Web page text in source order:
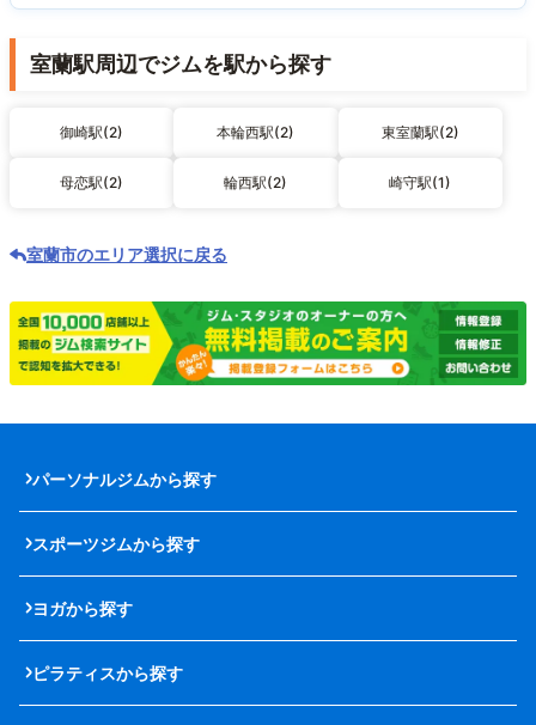
室蘭駅周辺でジムを駅から探す
御崎駅(2) 本輪西駅(2) 東室蘭駅(2)
母恋駅(2) 輪西駅(2) 崎守駅(1)
室蘭市のエリア選択に戻る
パーソナルジムから探す
スポーツジムから探す
ヨガから探す
ピラティスから探す